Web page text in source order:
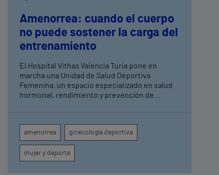
Amenorrea: cuando el cuerpo
no puede sostener la carga del
entrenamiento
El Hospital Vithas Valencia Turia pone en
marcha una Unidad de Salud Deportiva
Femenina, un espacio especializado en salud
hormonal, rendimiento y prevención de
amenorrea ginecología deportiva
mujer y deporte